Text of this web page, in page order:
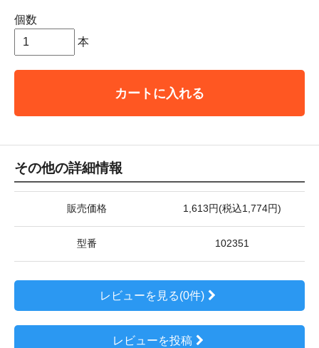
個数
本
カートに入れる
その他の詳細情報
販売価格 1,613円(税込1,774円)
型番 102351
レビューを見る(0件)
レビューを投稿